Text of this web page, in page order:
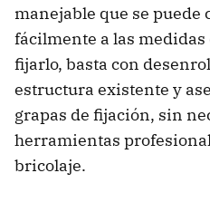
manejable que se puede
fácilmente a las
fijarlo, basta con
estructura existente y
grapas de fijación, sin
herramientas
bricolaje.